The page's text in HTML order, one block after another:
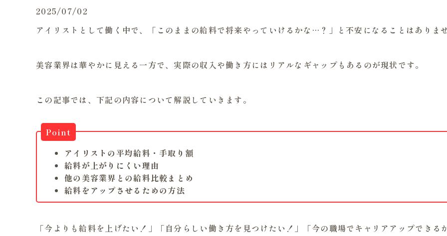
2025/07/02
アイリストとして働く中で、「このままの給料で将来やっていけるかな…？」と不安になることはありま
美容業界は華やかに見える一方で、実際の収入や働き方にはリアルなギャップもあるのが現状です。
この記事では、下記の内容について解説していきます。
Point
アイリストの平均給料・手取り額
給料が上がりにくい理由
他の美容業界との給料比較まとめ
給料をアップさせるための方法
「今よりも給料を上げたい！」「自分らしい働き方を見つけたい！」「今の職場でキャリアアップでき